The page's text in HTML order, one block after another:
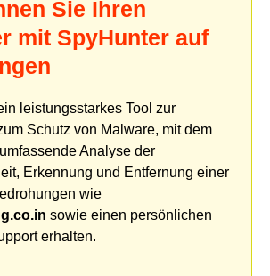
Sie Ihren
mit SpyHunter auf
leistungsstarkes Tool zur
Schutz von Malware, mit dem
Analyse der
Erkennung und Entfernung einer
wie
sowie einen persönlichen
erhalten.